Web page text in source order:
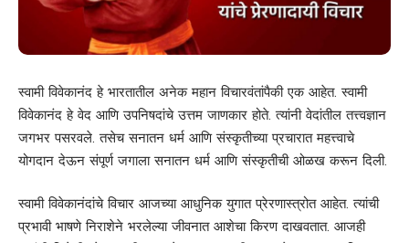
स्वामी विवेकानंद हे भारतातील अनेक महान विचारवंतांपैकी एक आहेत. स्वामी
विवेकानंद हे वेद आणि उपनिषदांचे उत्तम जाणकार होते. त्यांनी वेदांतील तत्त्वज्ञान
जगभर पसरवले. तसेच सनातन धर्म आणि संस्कृतीच्या प्रचारात महत्त्वाचे
योगदान देऊन संपूर्ण जगाला सनातन धर्म आणि संस्कृतीची ओळख करून दिली.
स्वामी विवेकानंदांचे विचार आजच्या आधुनिक युगात प्रेरणास्त्रोत आहेत. त्यांची
प्रभावी भाषणे निराशेने भरलेल्या जीवनात आशेचा किरण दाखवतात. आजही